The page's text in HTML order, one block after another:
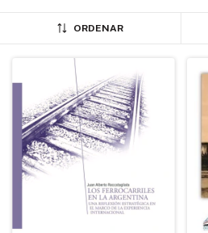
ORDENAR